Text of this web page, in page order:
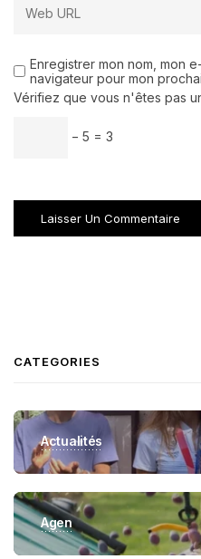
Enregistrer mon nom, mon
navigateur pour mon
Vérifiez que vous n'êtes pas
− 5 = 3
CATEGORIES
Actualités
Agen